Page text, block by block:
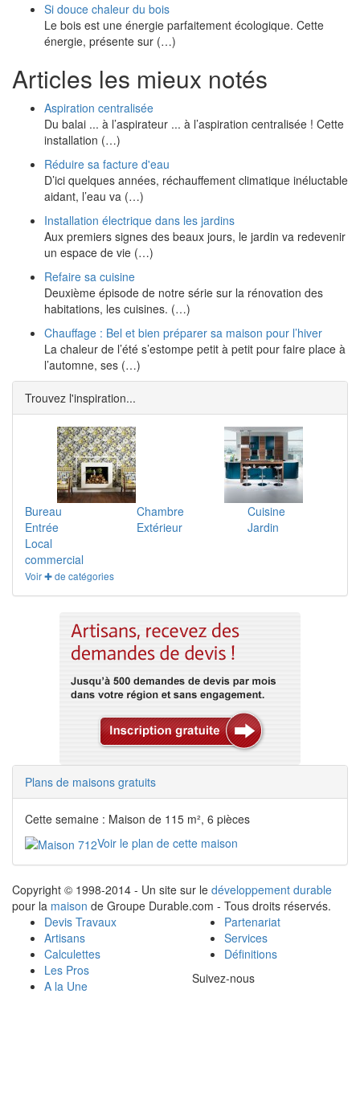
Si douce chaleur du bois
Le bois est une énergie parfaitement écologique. Cette
énergie, présente sur (…)
Articles les mieux notés
Aspiration centralisée
Du balai ... à l’aspirateur ... à l’aspiration centralisée ! Cette
installation (…)
Réduire sa facture d'eau
D’ici quelques années, réchauffement climatique inéluctable
aidant, l’eau va (…)
Installation électrique dans les jardins
Aux premiers signes des beaux jours, le jardin va redevenir
un espace de vie (…)
Refaire sa cuisine
Deuxième épisode de notre série sur la rénovation des
habitations, les cuisines. (…)
Chauffage : Bel et bien préparer sa maison pour l’hiver
La chaleur de l’été s’estompe petit à petit pour faire place à
l’automne, ses (…)
Trouvez l'inspiration...
Bureau Chambre
Cuisine
Entrée
Extérieur
Jardin
Local
commercial
Voir ✚ de catégories
Plans de maisons gratuits
Cette semaine : Maison de 115 m², 6 pièces
Voir le plan de cette maison
Copyright © 1998-2014 - Un site sur le développement durable
pour la maison de Groupe Durable.com - Tous droits réservés.
Devis Travaux
Artisans
Calculettes
Les Pros
A la Une
Partenariat
Services
Définitions
Suivez-nous